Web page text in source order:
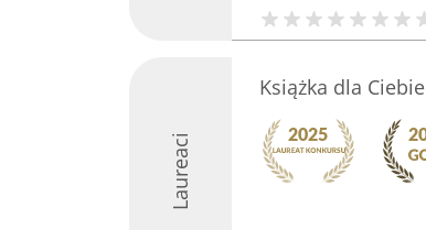
Laureaci
Książka dla Ciebie